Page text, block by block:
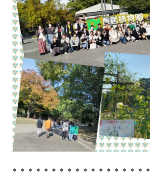
＊＊＊＊＊＊＊＊＊＊＊＊＊＊＊＊＊＊